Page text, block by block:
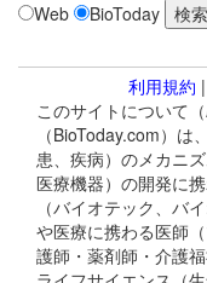
Web BioToday
利用規約 |
このサイトについて
（BioToday.com）
患、疾病）のメカニ
医療機器）の開発に
（バイオテック、バ
や医療に携わる医師
護師・薬剤師・介護